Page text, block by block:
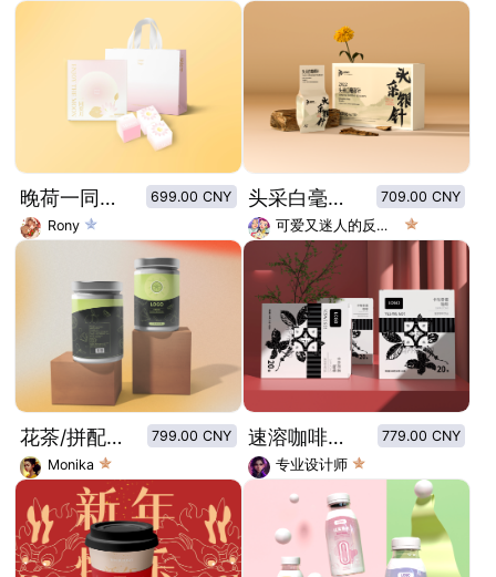
晚荷一同赏月月饼套装礼盒包装
699.00 CNY
Rony
头采白毫银针包装设计
709.00 CNY
可爱又迷人的反派角色
花茶/拼配茶罐子/标贴设计/柠檬绿茶三角茶包
799.00 CNY
Monika
速溶咖啡包装设计
779.00 CNY
专业设计师